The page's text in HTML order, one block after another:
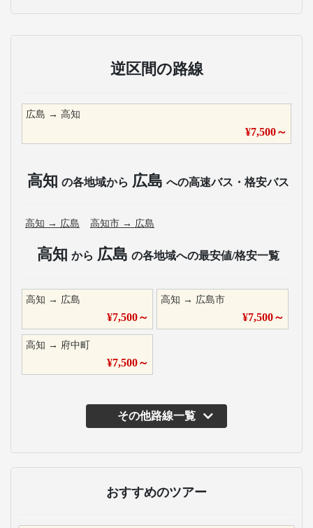
逆区間の路線
広島 → 高知
¥7,500～
高知 の各地域から 広島 への高速バス・格安バス
高知 → 広島 高知市 → 広島
高知 から 広島 の各地域への最安値/格安一覧
高知 → 広島
¥7,500～
高知 → 広島市
¥7,500～
高知 → 府中町
¥7,500～
その他路線一覧
主な運行バス会社